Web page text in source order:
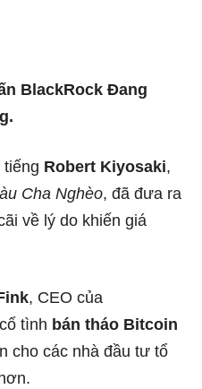
BlackRock Đang
tiếng Robert Kiyosaki,
Cha Nghèo, đã đưa ra
về lý do khiến giá
, CEO của
tình bán tháo Bitcoin
cho các nhà đầu tư tổ